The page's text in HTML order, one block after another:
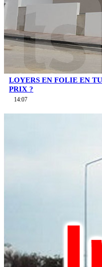
LOYERS EN FOLIE EN
PRIX ?
14:07